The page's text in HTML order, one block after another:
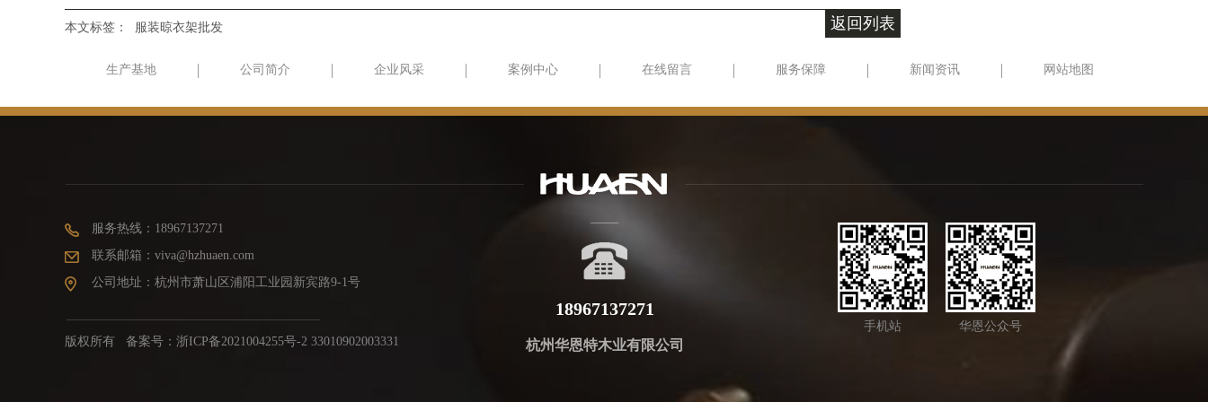
返回列表
本文标签： 服装晾衣架批发
生产基地 公司简介 企业风采 案例中心 在线留言 服务保障 新闻资讯 网站地图
服务热线：18967137271
联系邮箱：viva@hzhuaen.com
公司地址：杭州市萧山区浦阳工业园新宾路9-1号
版权所有 备案号： 浙ICP备2021004255号-2 33010902003331
18967137271
杭州华恩特木业有限公司
手机站 华恩公众号